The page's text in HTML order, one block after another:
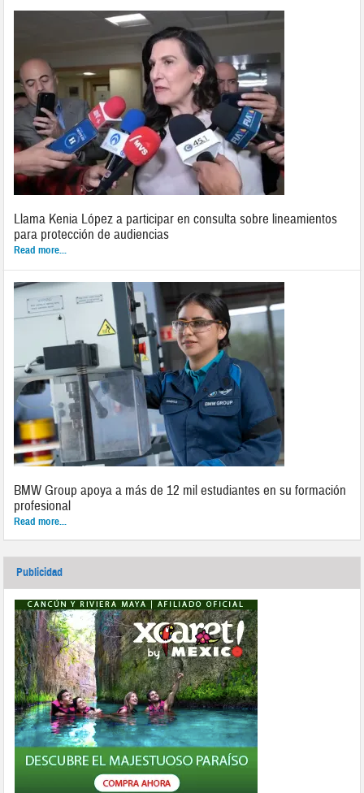
Llama Kenia López a participar en consulta sobre lineamientos
para protección de audiencias
Read more...
BMW Group apoya a más de 12 mil estudiantes en su formación
profesional
Read more...
Publicidad